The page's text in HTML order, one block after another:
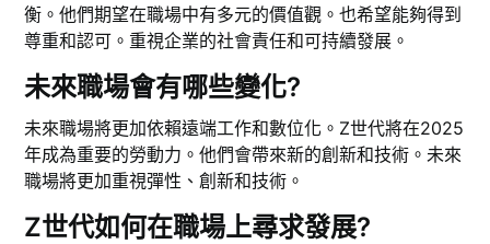
衡。他們期望在職場中有多元的價值觀。也希望能夠得到
尊重和認可。重視企業的社會責任和可持續發展。
未來職場會有哪些變化?
未來職場將更加依賴遠端工作和數位化。Z世代將在2025
年成為重要的勞動力。他們會帶來新的創新和技術。未來
職場將更加重視彈性、創新和技術。
Z世代如何在職場上尋求發展?